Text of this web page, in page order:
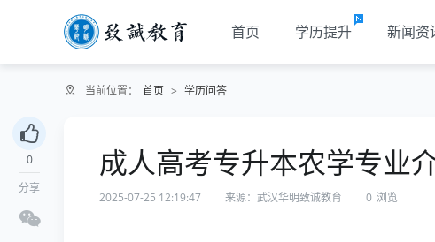
首页 学历提升 新闻资
当前位置： 首页 > 学历问答
0
分享
成人高考专升本农学专业
2025-07-25 12:19:47 来源：武汉华明致诚教育 0 浏览